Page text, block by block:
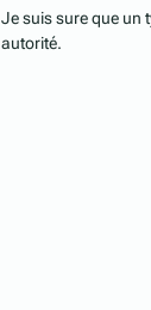
Je suis sure que un
autorité.